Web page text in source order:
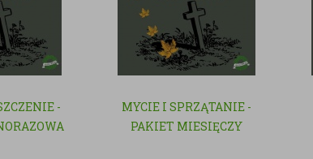
-
MYCIE I SPRZĄTANIE -
PAKIET MIESIĘCZY